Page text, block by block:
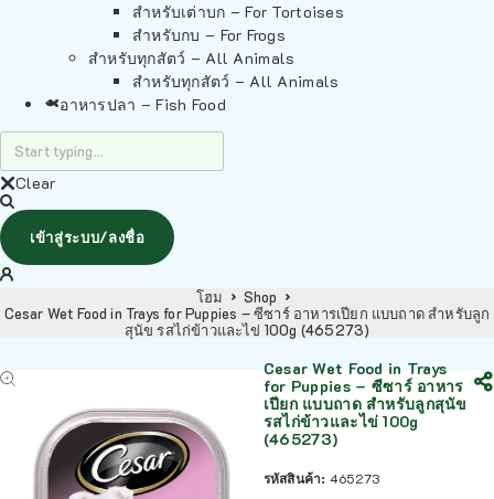
สำหรับเต่าบก – For Tortoises
สำหรับกบ – For Frogs
สำหรับทุกสัตว์ – All Animals
สำหรับทุกสัตว์ – All Animals
อาหารปลา – Fish Food
Clear
เข้าสู่ระบบ/ลงชื่อ
โฮม
Shop
Cesar Wet Food in Trays for Puppies – ซีซาร์ อาหารเปียก แบบถาด สำหรับลูก
สุนัข รสไก่ข้าวและไข่ 100g (465273)
Cesar Wet Food in Trays
for Puppies – ซีซาร์ อาหาร
เปียก แบบถาด สำหรับลูกสุนัข
รสไก่ข้าวและไข่ 100g
(465273)
รหัสสินค้า: 465273